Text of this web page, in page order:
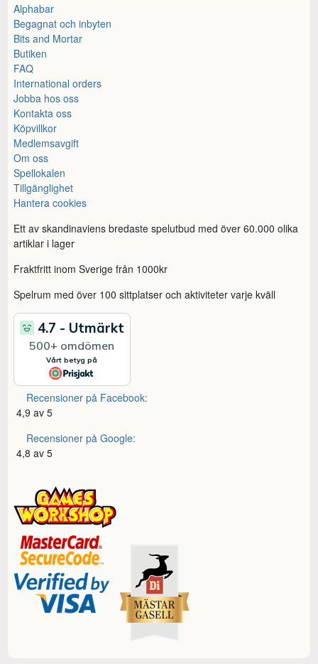
Alphabar
Begagnat och inbyten
Bits and Mortar
Butiken
FAQ
International orders
Jobba hos oss
Kontakta oss
Köpvillkor
Medlemsavgift
Om oss
Spellokalen
Tillgänglighet
Hantera cookies
Ett av skandinaviens bredaste spelutbud med över 60.000 olika
artiklar i lager
Fraktfritt inom Sverige från 1000kr
Spelrum med över 100 sittplatser och aktiviteter varje kväll
Recensioner på Facebook:
4,9 av 5
Recensioner på Google:
4,8 av 5